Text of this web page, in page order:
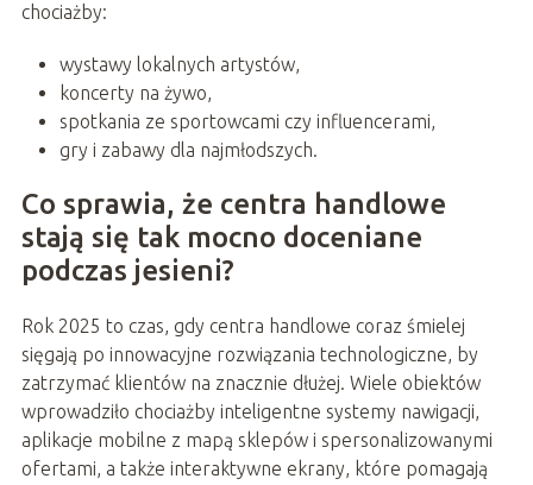
chociażby:
wystawy lokalnych artystów,
koncerty na żywo,
spotkania ze sportowcami czy influencerami,
gry i zabawy dla najmłodszych.
Co sprawia, że centra handlowe
stają się tak mocno doceniane
podczas jesieni?
Rok 2025 to czas, gdy centra handlowe coraz śmielej
sięgają po innowacyjne rozwiązania technologiczne, by
zatrzymać klientów na znacznie dłużej. Wiele obiektów
wprowadziło chociażby inteligentne systemy nawigacji,
aplikacje mobilne z mapą sklepów i spersonalizowanymi
ofertami, a także interaktywne ekrany, które pomagają